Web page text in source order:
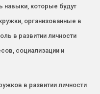
навыки, которые будут
организованные в
в развитии личности
социализации и
в развитии личности